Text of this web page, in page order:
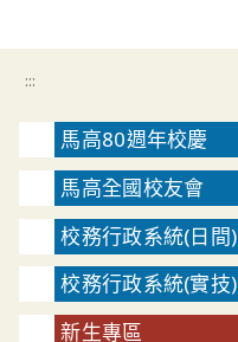
:::
馬高80週年校慶
馬高全國校友會
校務行政系統(日間)
校務行政系統(實技)
新生專區